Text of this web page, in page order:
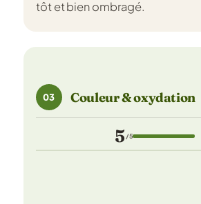
tôt et bien ombragé.
03 Couleur & oxydation
5 /5